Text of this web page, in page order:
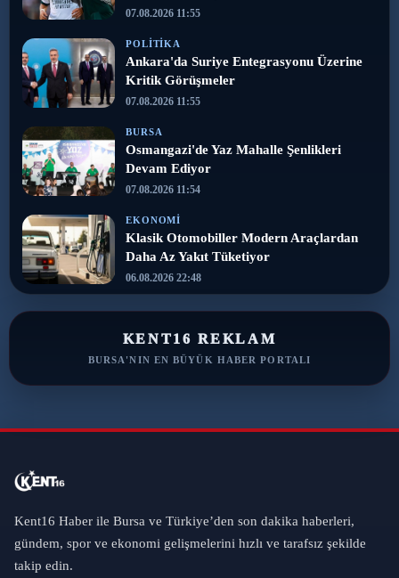
07.08.2026 11:55
POLITIKA
Ankara'da Suriye Entegrasyonu Üzerine
Kritik Görüşmeler
07.08.2026 11:55
BURSA
Osmangazi'de Yaz Mahalle Şenlikleri
Devam Ediyor
07.08.2026 11:54
EKONOMI
Klasik Otomobiller Modern Araçlardan
Daha Az Yakıt Tüketiyor
06.08.2026 22:48
KENT16 REKLAM
BURSA'NIN EN BÜYÜK HABER PORTALI
Kent16 Haber ile Bursa ve Türkiye’den son dakika haberleri,
gündem, spor ve ekonomi gelişmelerini hızlı ve tarafsız şekilde
takip edin.